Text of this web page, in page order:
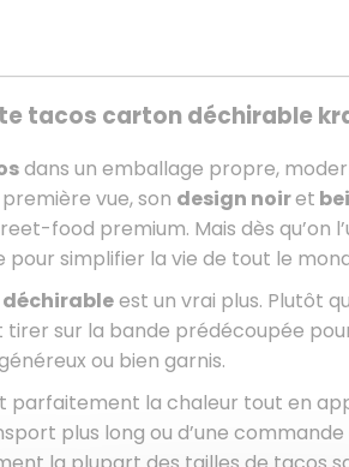
tacos carton déchirable
dans un emballage propre,
vue, son design noiret
food premium. Mais dès qu’on
pour simplifier la vie de tout le
déchirableest un vrai plus. Plutôt
sur la bande prédécoupée
ou bien garnis.
parfaitement la chaleur tout en
plus long ou d’une